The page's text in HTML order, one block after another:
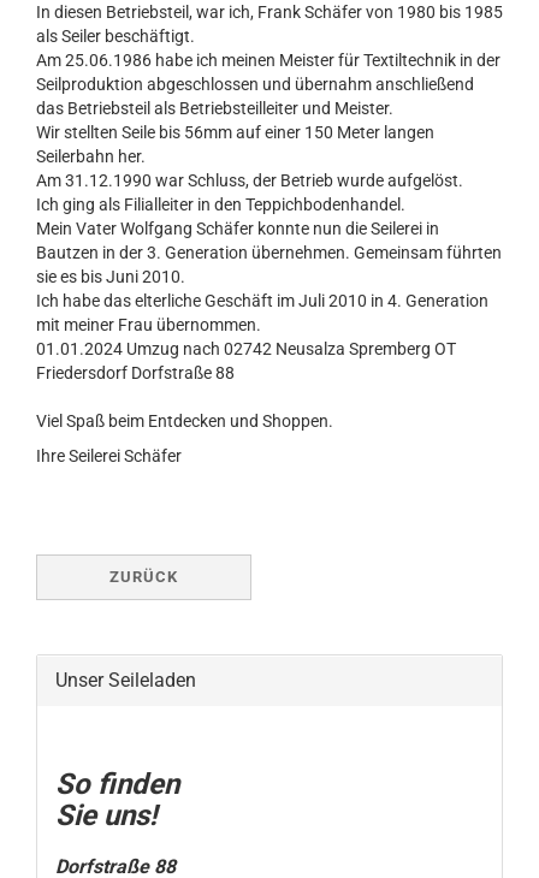
In diesen Betriebsteil, war ich, Frank Schäfer von 1980 bis 1985
als Seiler beschäftigt.
Am 25.06.1986 habe ich meinen Meister für Textiltechnik in der
Seilproduktion abgeschlossen und übernahm anschließend
das Betriebsteil als Betriebsteilleiter und Meister.
Wir stellten Seile bis 56mm auf einer 150 Meter langen
Seilerbahn her.
Am 31.12.1990 war Schluss, der Betrieb wurde aufgelöst.
Ich ging als Filialleiter in den Teppichbodenhandel.
Mein Vater Wolfgang Schäfer konnte nun die Seilerei in
Bautzen in der 3. Generation übernehmen. Gemeinsam führten
sie es bis Juni 2010.
Ich habe das elterliche Geschäft im Juli 2010 in 4. Generation
mit meiner Frau übernommen.
01.01.2024 Umzug nach 02742 Neusalza Spremberg OT
Friedersdorf Dorfstraße 88
Viel Spaß beim Entdecken und Shoppen.
Ihre Seilerei Schäfer
ZURÜCK
Unser Seileladen
So finden
Sie uns!
Dorfstraße 88